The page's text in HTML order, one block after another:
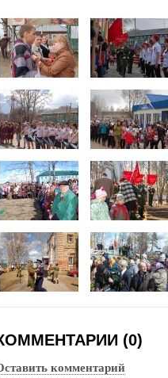
(0)
комментарий